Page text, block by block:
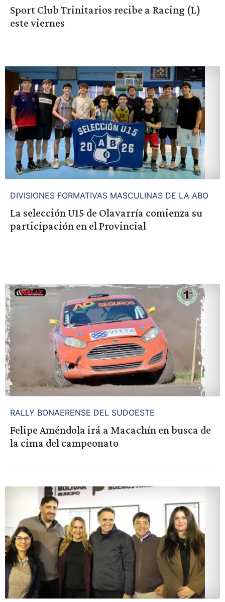
Sport Club Trinitarios recibe a Racing (L)
este viernes
DIVISIONES FORMATIVAS MASCULINAS DE LA ABO
La selección U15 de Olavarría comienza su
participación en el Provincial
RALLY BONAERENSE DEL SUDOESTE
Felipe Améndola irá a Macachín en busca de
la cima del campeonato